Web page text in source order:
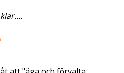
att "äga och förvalta